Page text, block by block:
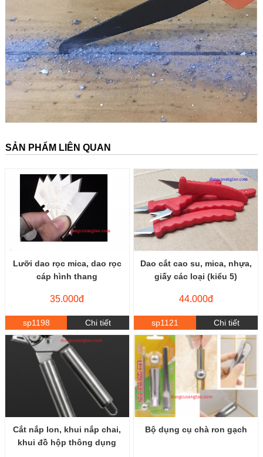
SẢN PHẨM LIÊN QUAN
Lưỡi dao rọc mica, dao rọc
cáp hình thang
35.000đ
sp1198 Chi tiết
Dao cắt cao su, mica, nhựa,
giấy các loại (kiểu 5)
44.000đ
sp1121 Chi tiết
Cắt nắp lon, khui nắp chai,
khui đồ hộp thông dụng
Bộ dụng cụ chà ron gạch